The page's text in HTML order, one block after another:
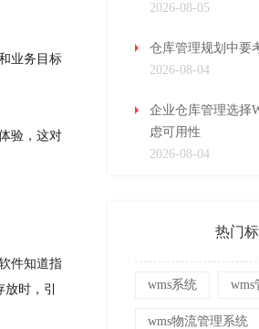
业务目标
验，这对
件知道指
时，引
2026-08-05
仓库管理规划中要
2026-08-04
企业仓库管理选择
虑可用性
2026-08-04
热门
wms系统 wms
wms物流管理系统